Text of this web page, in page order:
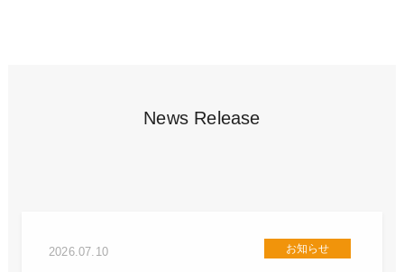
News Release
2026.07.10 お知らせ